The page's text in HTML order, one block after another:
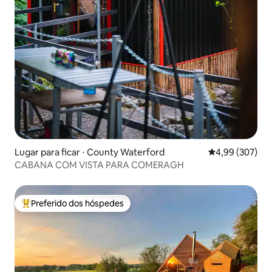
Lugar para ficar ⋅ County Waterford 4,99 de uma
4,99 (307)
CABANA COM VISTA PARA COMERAGH
Entre os melhores preferidos dos hóspedes
Preferido dos hóspedes